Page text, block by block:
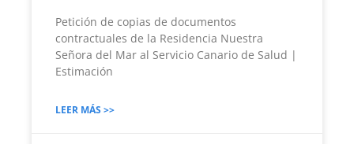
Petición de copias de documentos
contractuales de la Residencia Nuestra
Señora del Mar al Servicio Canario de Salud |
Estimación
LEER MÁS >>